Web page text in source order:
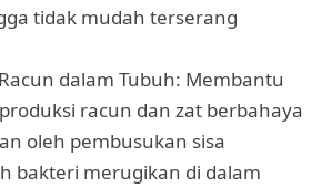
tidak mudah terserang
dalam Tubuh: Membantu
racun dan zat berbahaya
oleh pembusukan sisa
bakteri merugikan di dalam